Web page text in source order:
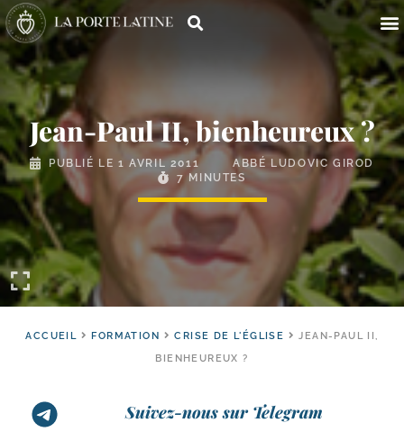
Jean-​Paul II, bienheureux ?
PUBLIÉ LE 1 AVRIL 2011
ABBÉ LUDOVIC GIROD
7 MINUTES
ACCUEIL FORMATION CRISE DE L'ÉGLISE
JEAN-​PAUL II,
BIENHEUREUX ?
Suivez-nous sur Telegram